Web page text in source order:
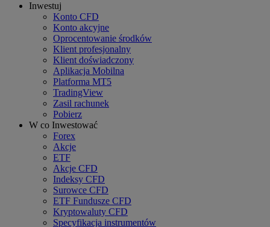
Inwestuj
Konto CFD
Konto akcyjne
Oprocentowanie środków
Klient profesjonalny
Klient doświadczony
Aplikacja Mobilna
Platforma MT5
TradingView
Zasil rachunek
Pobierz
W co Inwestować
Forex
Akcje
ETF
Akcje CFD
Indeksy CFD
Surowce CFD
ETF Fundusze CFD
Kryptowaluty CFD
Specyfikacja instrumentów